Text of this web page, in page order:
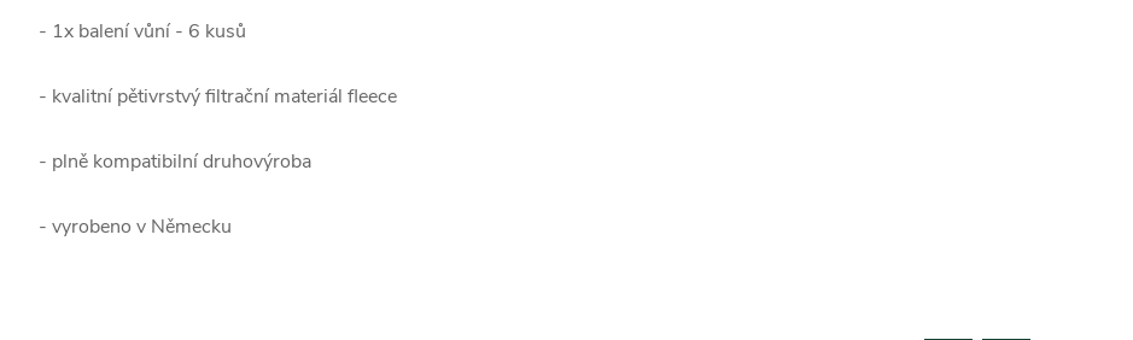
- 1x balení vůní - 6 kusů
- kvalitní pětivrstvý filtrační materiál fleece
- plně kompatibilní druhovýroba
- vyrobeno v Německu